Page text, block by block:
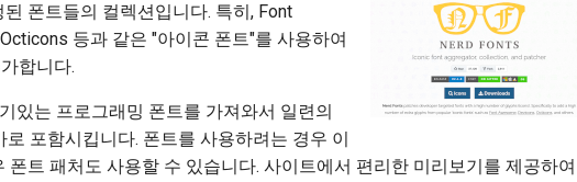
简体中文
폰트들의 컬렉션입니다. 특히, Font
등과 같은 "아이콘 폰트"를 사용하여
합니다.
있는 프로그래밍 폰트를 가져와서 일련의
포함시킵니다. 폰트를 사용하려는 경우 이
폰트 패처도 사용할 수 있습니다. 사이트에서 편리한 미리보기를 제공하여